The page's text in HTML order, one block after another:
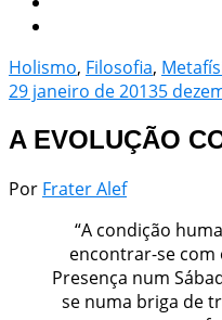
Holismo, Filosofia,
29 janeiro de 20135
A EVOLUÇÃO
Por Frater Alef
“A condição
encontrar-se com
Presença num
se numa briga de